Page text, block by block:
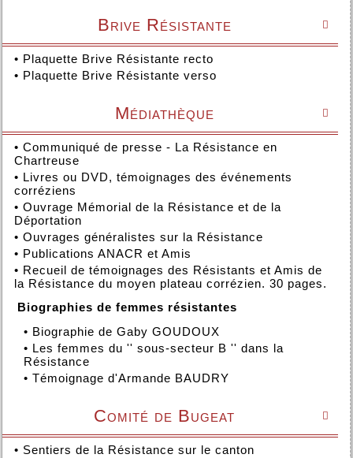

Brive Résistante
• Plaquette Brive Résistante recto
• Plaquette Brive Résistante verso

Médiathèque
• Communiqué de presse - La Résistance en
Chartreuse
• Livres ou DVD, témoignages des événements
corréziens
• Ouvrage Mémorial de la Résistance et de la
Déportation
• Ouvrages généralistes sur la Résistance
• Publications ANACR et Amis
• Recueil de témoignages des Résistants et Amis de
la Résistance du moyen plateau corrézien. 30 pages.
Biographies de femmes résistantes
• Biographie de Gaby GOUDOUX
• Les femmes du '' sous-secteur B '' dans la
Résistance
• Témoignage d'Armande BAUDRY

Comité de Bugeat
• Sentiers de la Résistance sur le canton